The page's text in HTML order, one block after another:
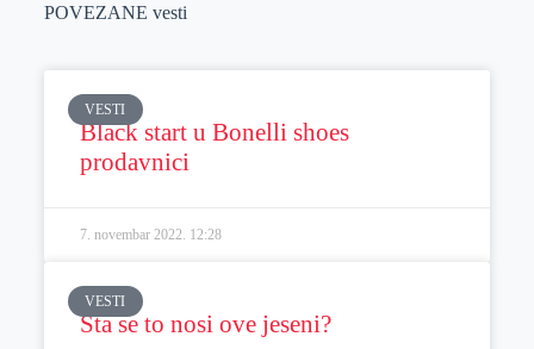
POVEZANE vesti
VESTI
Black start u Bonelli shoes
prodavnici
7. novembar 2022. 12:28
VESTI
Šta se to nosi ove jeseni?